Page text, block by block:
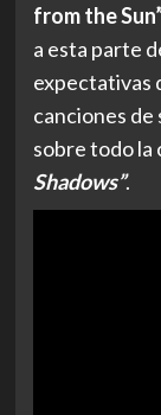
from the
a esta parte
expectativas
canciones
sobre todo la
Shadows”.